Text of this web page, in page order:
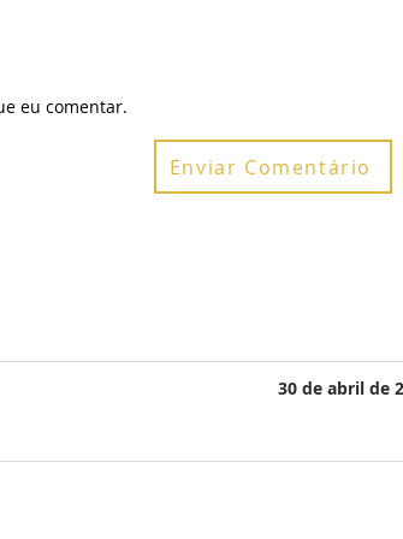
eu comentar.
Enviar Comentário
30 de abril de